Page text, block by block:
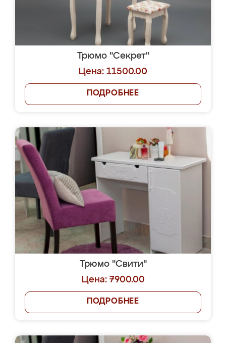
Трюмо "Секрет"
Цена: 11500.00
ПОДРОБНЕЕ
Трюмо "Свити"
Цена: 7900.00
ПОДРОБНЕЕ